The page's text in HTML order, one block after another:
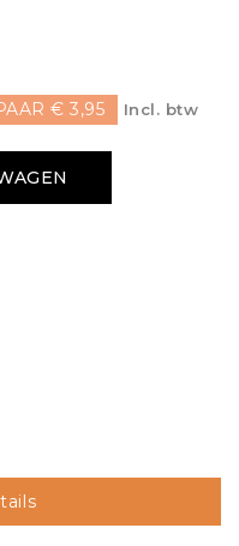
€ 3,95 Incl. btw